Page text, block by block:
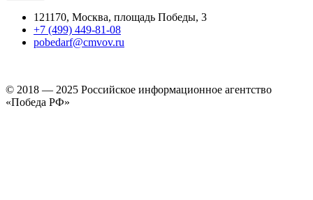
121170, Москва, площадь Победы, 3
+7 (499) 449-81-08
pobedarf@cmvov.ru
© 2018 — 2025 Российское информационное агентство
«Победа РФ»